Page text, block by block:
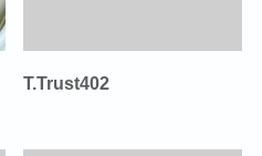
T.Trust402